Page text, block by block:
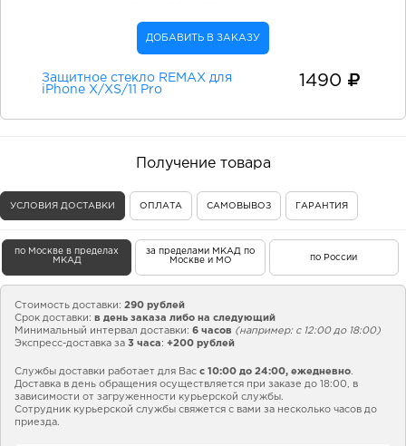
ДОБАВИТЬ В ЗАКАЗУ
Защитное стекло REMAX для
iPhone X/XS/11 Pro
1490
Получение товара
УСЛОВИЯ ДОСТАВКИ ОПЛАТА САМОВЫВОЗ ГАРАНТИЯ
по Москве в пределах
МКАД
за пределами МКАД по
Москве и МО
по России
Стоимость доставки: 290 рублей
Срок доставки: в день заказа либо на следующий
Минимальный интервал доставки: 6 часов (например: с 12:00 до 18:00)
Экспресс-доставка за 3 часа : +200 рублей
Службы доставки работает для Вас с 10:00 до 24:00, ежедневно.
Доставка в день обращения осуществляется при заказе до 18:00, в
зависимости от загруженности курьерской службы.
Сотрудник курьерской службы свяжется с вами за несколько часов до
приезда.